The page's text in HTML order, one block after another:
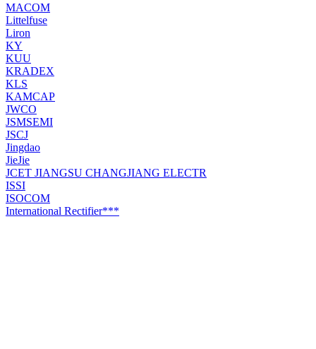
MACOM
Littelfuse
Liron
KY
KUU
KRADEX
KLS
KAMCAP
JWCO
JSMSEMI
JSCJ
Jingdao
JieJie
JCET JIANGSU CHANGJIANG ELECTR
ISSI
ISOCOM
International Rectifier***